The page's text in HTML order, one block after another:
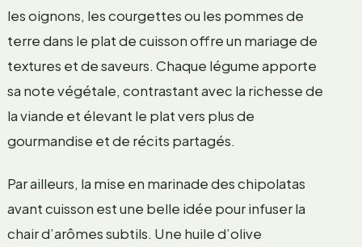
les oignons, les courgettes ou les pommes de
terre dans le plat de cuisson offre un mariage de
textures et de saveurs. Chaque légume apporte
sa note végétale, contrastant avec la richesse de
la viande et élevant le plat vers plus de
gourmandise et de récits partagés.
Par ailleurs, la mise en marinade des chipolatas
avant cuisson est une belle idée pour infuser la
chair d’arômes subtils. Une huile d’olive